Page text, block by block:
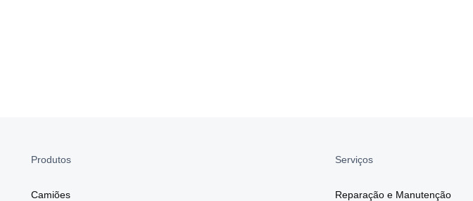
Produtos
Camiões
Serviços
Reparação e Manutenção